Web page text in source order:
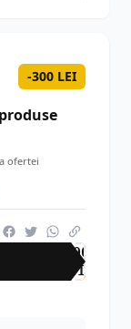
66
31
-300 LEI
ofertei
-300
LEI